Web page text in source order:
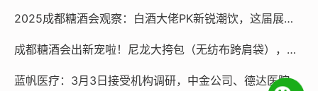
拨打市人民医院预约电话进行预约登记，并由社区
（村委会）或隔离点工作人员“点对点”转运到市“黄
码医院”进行就诊。“疫情防控期间，我们通过设立
2025成都糖酒会观察：白酒大佬PK新锐潮饮，这届展商太会玩
成都糖酒会出新宠啦！尼龙大挎包（无纺布跨肩袋），你背了没？
蓝帆医疗：3月3日接受机构调研，中金公司、德达医院等多家机构参与